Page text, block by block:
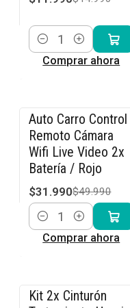
Cantidad
Comprar ahora
-36% OFF
Auto Carro Control
Remoto Cámara
Wifi Live Video 2x
Batería / Rojo
$31.990$49.990
Cantidad
Comprar ahora
-15% OFF
Kit 2x Cinturón